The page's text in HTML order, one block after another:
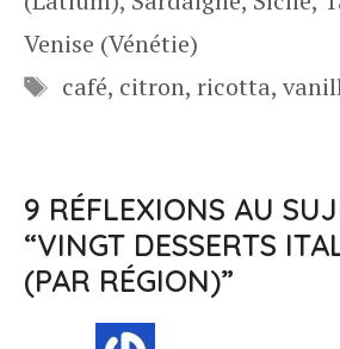
Venise (Vénétie)
Étiquettes
café, citron, ricotta,
9 RÉFLEXIONS AU
“VINGT DESSERTS
(PAR RÉGION)”